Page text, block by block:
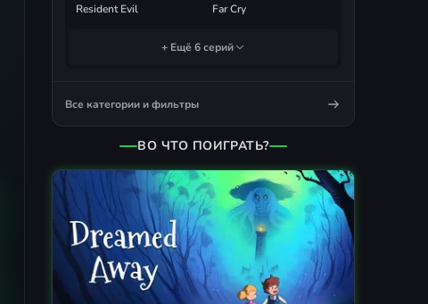
Resident Evil Far Cry
+ Ещё 6 серий
Все категории и фильтры
ВО ЧТО ПОИГРАТЬ?